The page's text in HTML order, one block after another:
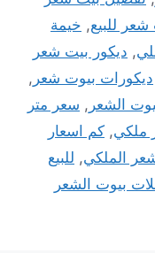
للبيع, خيمة
, ديكور بيت شعر
ديكورات بيوت شعر ,
الشعر , سعر متر
ملكي, كم اسعار
الملكي, للبيع
بيوت الشعر